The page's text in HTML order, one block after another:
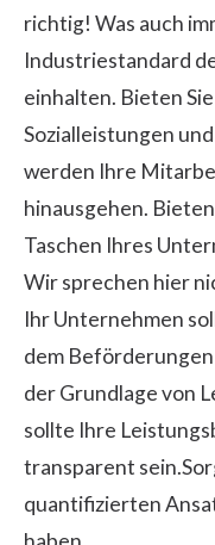
richtig! Was auch
Industriestandard
einhalten. Bieten
Sozialleistungen
werden Ihre
hinausgehen.
Taschen Ihres
Wir sprechen hier
Ihr Unternehmen
dem
der Grundlage von
sollte Ihre
transparent
quantifizierten